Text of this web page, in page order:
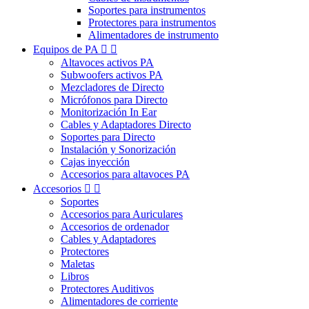
Soportes para instrumentos
Protectores para instrumentos
Alimentadores de instrumento
Equipos de PA  
Altavoces activos PA
Subwoofers activos PA
Mezcladores de Directo
Micrófonos para Directo
Monitorización In Ear
Cables y Adaptadores Directo
Soportes para Directo
Instalación y Sonorización
Cajas inyección
Accesorios para altavoces PA
Accesorios  
Soportes
Accesorios para Auriculares
Accesorios de ordenador
Cables y Adaptadores
Protectores
Maletas
Libros
Protectores Auditivos
Alimentadores de corriente